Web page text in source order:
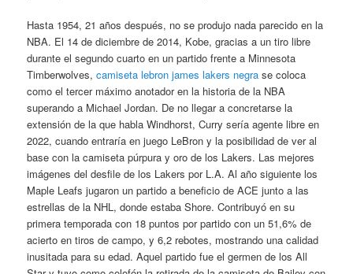
Hasta 1954, 21 años después, no se produjo nada parecido en la
NBA. El 14 de diciembre de 2014, Kobe, gracias a un tiro libre
durante el segundo cuarto en un partido frente a Minnesota
Timberwolves,camiseta lebron james lakers negra se coloca
como el tercer máximo anotador en la historia de la NBA
superando a Michael Jordan. De no llegar a concretarse la
extensión de la que habla Windhorst, Curry sería agente libre en
2022, cuando entraría en juego LeBron y la posibilidad de ver al
base con la camiseta púrpura y oro de los Lakers. Las mejores
imágenes del desfile de los Lakers por L.A. Al año siguiente los
Maple Leafs jugaron un partido a beneficio de ACE junto a las
estrellas de la NHL, donde estaba Shore. Contribuyó en su
primera temporada con 18 puntos por partido con un 51,6% de
acierto en tiros de campo, y 6,2 rebotes, mostrando una calidad
inusitada para su edad. Aquel partido fue el germen de los All